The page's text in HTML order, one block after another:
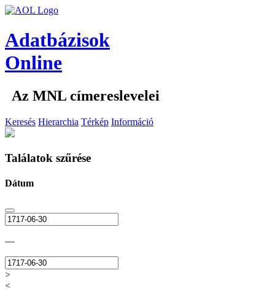
Adatbázisok
Online
Az MNL címereslevelei
Keresés Hierarchia Térkép Információ
Találatok szűrése
Dátum
—
>
<